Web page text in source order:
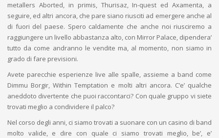
metallers Aborted, in primis, Thurisaz, In-quest ed Axamenta, a
seguire, ed altri ancora, che pare siano riusciti ad emergere anche al
di fuori del paese. Spero caldamente che anche noi riusciremo a
raggiungere un livello abbastanza alto, con Mirror Palace, dipendera’
tutto da come andranno le vendite ma, al momento, non siamo in
grado di fare previsioni.
Avete parecchie esperienze live alle spalle, assieme a band come
Dimmu Borgir, Within Temptation e molti altri ancora. C’e’ qualche
aneddoto divertente che puoi raccontarci? Con quale gruppo vi siete
trovati meglio a condividere il palco?
Nel corso degli anni, ci siamo trovati a suonare con un casino di band
molto valide, e dire con quale ci siamo trovati meglio, be’, e’